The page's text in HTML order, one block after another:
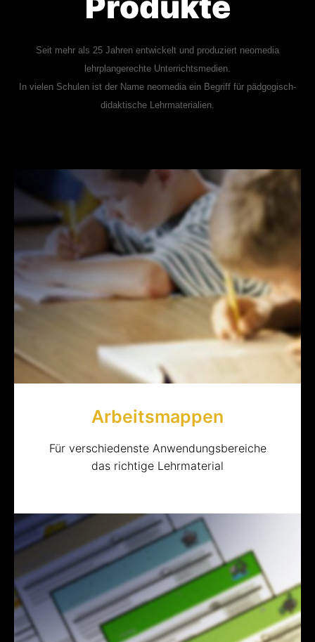
Seit mehr als 25 Jahren entwickelt und produziert neomedia
lehrplangerechte Unterrichtsmedien.
In vielen Schulen ist der Name neomedia ein Begriff für pädgogisch-
didaktische Lehrmaterialien.
Arbeitsmappen
Für verschiedenste Anwendungsbereiche
das richtige Lehrmaterial